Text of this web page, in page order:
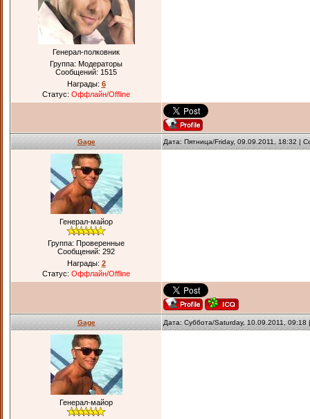
Генерал-полковник
Группа: Модераторы
Сообщений: 1515
Награды: 6
Статус: Оффлайн/Offline
Gage Дата: Пятница/Friday, 09.09.2011, 18:32 |
Генерал-майор
Группа: Проверенные
Сообщений: 292
Награды: 2
Статус: Оффлайн/Offline
Gage Дата: Суббота/Saturday, 10.09.2011,
Генерал-майор